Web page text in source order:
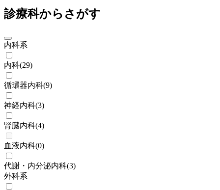
診療科からさがす
内科系
内科(29)
循環器内科(9)
神経内科(3)
腎臓内科(4)
血液内科(0)
代謝・内分泌内科(3)
外科系